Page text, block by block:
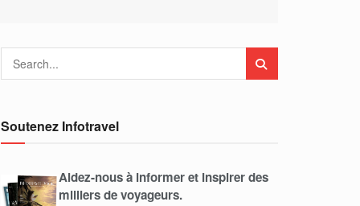
Soutenez Infotravel
Aidez-nous à informer et inspirer des
milliers de voyageurs.